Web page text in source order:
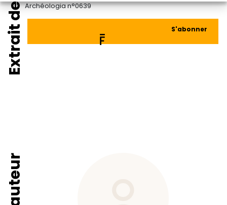
Extrait de Archéologia n°0639
S'abonner